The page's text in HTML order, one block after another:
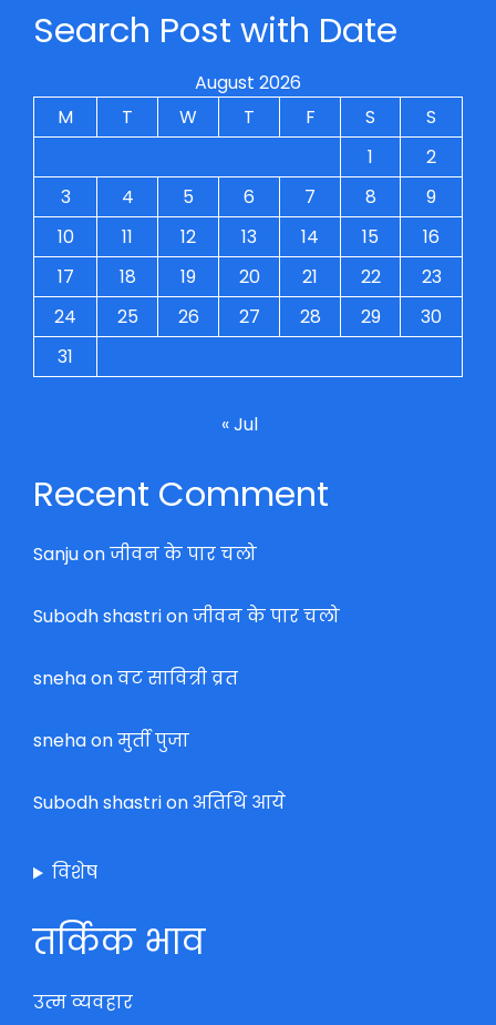
Search Post with Date
August 2026
M
T W T F S
S
1
2
3
4 5 6 7 8
9
10
11 12 13 14 15
16
17
18 19 20 21 22
23
24
25 26 27 28 29
30
31
« Jul
Recent Comment
Sanjuonजीवन के पार चलो
Subodh shastrionजीवन के पार चलो
snehaonवट सावित्री व्रत
snehaonमुर्ती पुजा
Subodh shastrionअतिथि आये
विशेष
तर्किक भाव
उत्म व्यवहार